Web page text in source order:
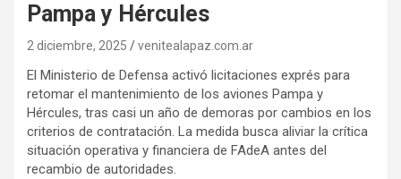
Pampa y Hércules
2 diciembre, 2025 venitealapaz.com.ar
El Ministerio de Defensa activó licitaciones exprés para
retomar el mantenimiento de los aviones Pampa y
Hércules, tras casi un año de demoras por cambios en los
criterios de contratación. La medida busca aliviar la crítica
situación operativa y financiera de FAdeA antes del
recambio de autoridades.